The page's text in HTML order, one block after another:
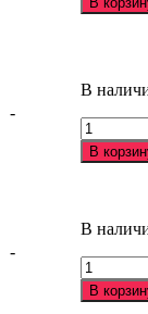
Дозатор
Ledeme
L405F
матовый
черный
-
В
товара
Дозатор
средств
L405U
графит
В
-
В
товара
Мойка
В